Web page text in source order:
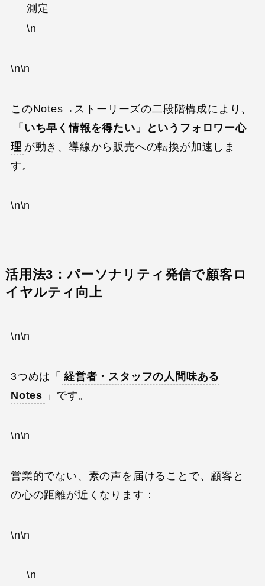
測定
\n
\n\n
このNotes→ストーリーズの二段階構成により、
「いち早く情報を得たい」というフォロワー心
理 が動き、導線から販売への転換が加速しま
す。
\n\n
活用法3：パーソナリティ発信で顧客ロ
イヤルティ向上
\n\n
3つめは「 経営者・スタッフの人間味ある
Notes 」です。
\n\n
営業的でない、素の声を届けることで、顧客と
の心の距離が近くなります：
\n\n
\n